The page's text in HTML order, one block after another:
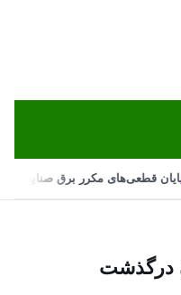
قطعی‌های مکرر برق صنایع با
درگذشت